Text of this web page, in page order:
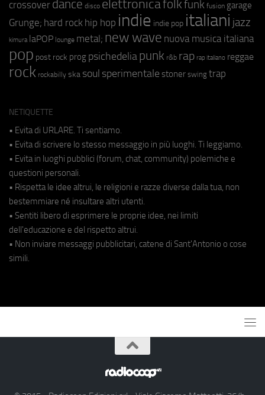
crossover dance disco elettronicafolkfunk fusion garage
Grunge; hard rock hip hop indie indie pop italiani jazz
kimura laPOP lounge metal; new wave nuova musica italiana
pop post rock prog psichedeliapunk r&b rap rap italiano reggae
rock rockabilly ska soul sperimentale stoner swing trap
NETIQUETTE
• Evita di URLARE. Ti sentiamo.
• Evita di scrivere lo stesso messaggio in più luoghi. Ti leggiamo.
• Evita in luoghi pubblici (forum, chat, community) polemiche e
questioni personali.
• Rispetta le idee altrui, le religioni e razze diverse dalla tua, non
bestemmiare né insultare altri utenti.
• Sentiti libero di esprimere le proprie idee, nei limiti
dell'educazione e del rispetto altrui.
• Non inviare messaggi pubblicitari, catene di Sant'Antonio o cose
simili.